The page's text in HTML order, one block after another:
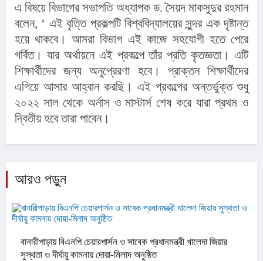
এ বিষয়ে বিভাগের সভাপতি অধ্যাপক ড. সৈয়দ মাকসুদুর রহমান
বলেন, ‘ এই বৃত্তি প্রকল্পটি বিশ্ববিদ্যালয়ের সুন্দর এক দৃষ্টান্ত
হয়ে থাকবে। আমরা বিভাগ এই কাজে সহযোগী হতে পেরে
গর্বিত। যার অর্থায়নে এই প্রকল্পে তাঁর প্রতি কৃতজ্ঞতা। এটি
শিক্ষার্থীদের জন্য অনুপ্রেরণা হবে। প্রাক্তন শিক্ষার্থীদের
এগিয়ে আসার আহ্বান করছি। এই প্রকল্পের অন্তর্ভুক্ত শুধু
২০২২ সাল থেকে অর্নাস ও মাস্টার্স শেষ করে যারা প্রথম ও
দ্বিতীয় হবে তারা পাবেন।
আরও পড়ুন
বানারীপাড়ায় বিএনপি চেয়ারপার্সন ও সাবেক প্রধানমন্ত্রী খালেদা জিয়ার
সুস্থতা ও দীর্ঘায়ু কামনায় দোয়া-মিলাদ অনুষ্ঠিত